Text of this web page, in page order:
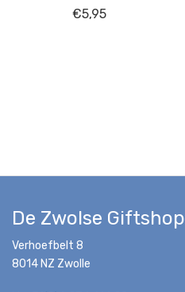
€5,95
De Zwolse Giftshop
Verhoefbelt 8
8014 NZ Zwolle